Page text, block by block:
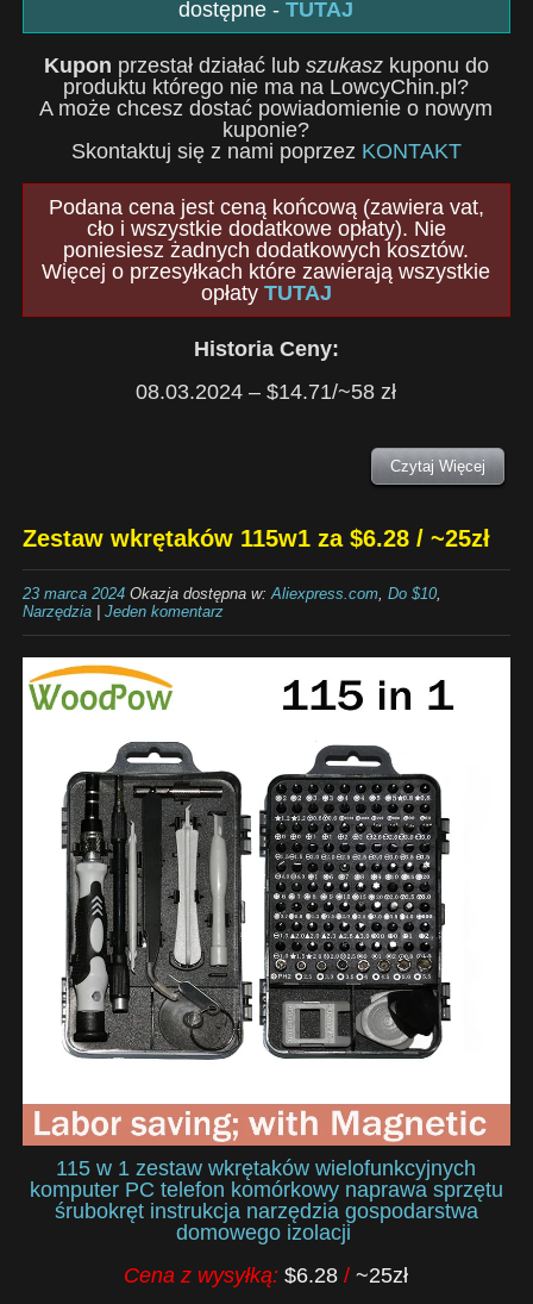
dostępne -TUTAJ
Kupon przestał działać lub szukaszkuponu do
produktu którego nie ma na LowcyChin.pl?
A może chcesz dostać powiadomienie o nowym
kuponie?
Skontaktuj się z nami poprzez KONTAKT
Podana cena jest ceną końcową (zawiera vat,
cło i wszystkie dodatkowe opłaty). Nie
poniesiesz żadnych dodatkowych kosztów.
Więcej o przesyłkach które zawierają wszystkie
opłaty TUTAJ
Historia Ceny:
08.03.2024 – $14.71/~58 zł
Czytaj Więcej
Zestaw wkrętaków 115w1 za $6.28 / ~25zł
23 marca 2024Okazja dostępna w: Aliexpress.com, Do $10,
Narzędzia| Jeden komentarz
115 w 1 zestaw wkrętaków wielofunkcyjnych
komputer PC telefon komórkowy naprawa sprzętu
śrubokręt instrukcja narzędzia gospodarstwa
domowego izolacji
Cena z wysyłką:$6.28/~25zł